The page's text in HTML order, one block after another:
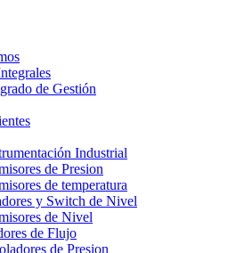
de Gestión
Industrial
de Presion
de temperatura
y Switch de Nivel
de Nivel
de Flujo
de Presion